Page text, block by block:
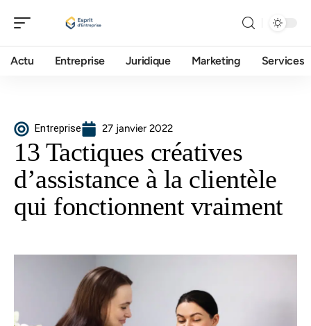
Actu Entreprise Juridique Marketing Services
Entreprise 27 janvier 2022
13 Tactiques créatives
d’assistance à la clientèle
qui fonctionnent vraiment